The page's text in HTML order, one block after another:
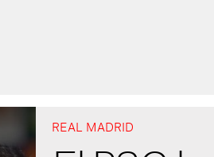
REAL MADRID